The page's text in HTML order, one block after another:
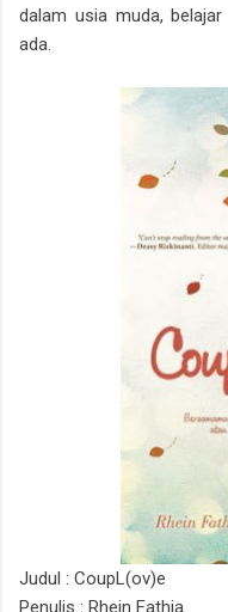
dalam usia muda,
ada.
Judul : CoupL(ov)e
Penulis : Rhein Fathia